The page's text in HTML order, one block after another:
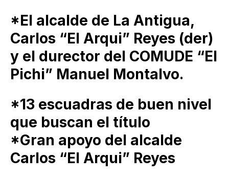
*El alcalde de La Antigua,
Carlos “El Arqui” Reyes (der)
y el durector del COMUDE “El
Pichi” Manuel Montalvo.
*13 escuadras de buen nivel
que buscan el título
*Gran apoyo del alcalde
Carlos “El Arqui” Reyes